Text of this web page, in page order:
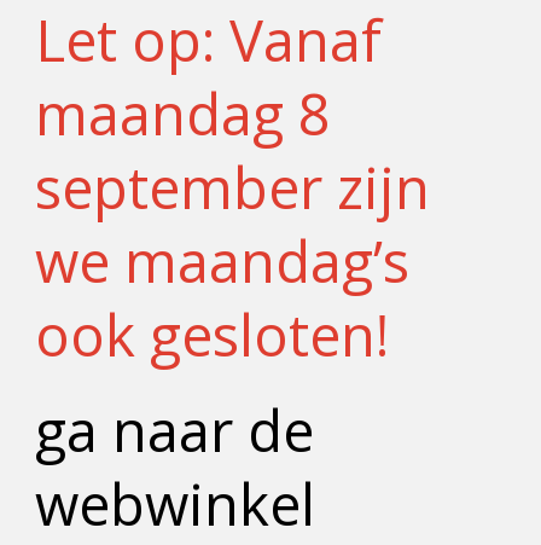
Let op: Vanaf
maandag 8
september zijn
we maandag’s
ook gesloten!
ga naar de
webwinkel